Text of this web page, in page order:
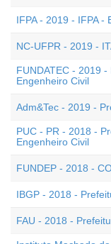
IFPA - 2019 - IFPA -
NC-UFPR - 2019 -
FUNDATEC - 2019
Engenheiro Civil
Adm&Tec - 2019 -
PUC - PR - 2018 -
Engenheiro Civil
FUNDEP - 2018 -
IBGP - 2018 -
FAU - 2018 -